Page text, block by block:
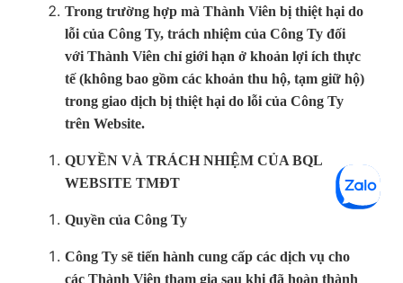
Trong trường hợp mà Thành Viên bị thiệt hại do
lỗi của Công Ty, trách nhiệm của Công Ty đối
với Thành Viên chỉ giới hạn ở khoản lợi ích thực
tế (không bao gồm các khoản thu hộ, tạm giữ hộ)
trong giao dịch bị thiệt hại do lỗi của Công Ty
trên Website.
QUYỀN VÀ TRÁCH NHIỆM CỦA BQL
WEBSITE TMĐT
Quyền của Công Ty
Công Ty sẽ tiến hành cung cấp các dịch vụ cho
các Thành Viên tham gia sau khi đã hoàn thành